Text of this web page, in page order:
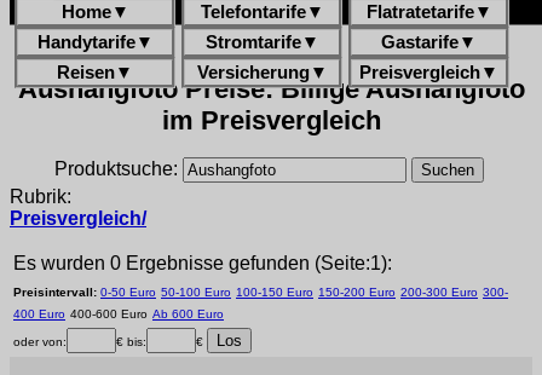
Home▼ Telefontarife▼ Flatratetarife▼
Handytarife▼ Stromtarife▼ Gastarife▼
Reisen▼ Versicherung▼ Preisvergleich▼
Aushangfoto Preise: Billige Aushangfoto
im Preisvergleich
Produktsuche:
Rubrik:
Preisvergleich/
Es wurden 0 Ergebnisse gefunden (Seite:1):
Preisintervall: 0-50 Euro 50-100 Euro 100-150 Euro 150-200 Euro 200-300 Euro 300-
400 Euro 400-600 Euro Ab 600 Euro
oder von: € bis: €